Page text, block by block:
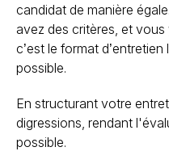
candidat de manière
avez des critères, et vous
c’est le format
possible.
En structurant votre
digressions, rendant
possible.